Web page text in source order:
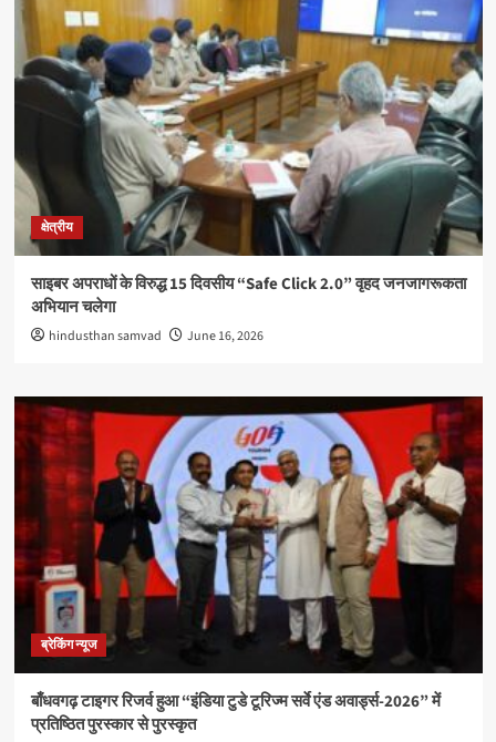
क्षेत्रीय
साइबर अपराधों के विरुद्ध 15 दिवसीय “Safe Click 2.0” वृहद जनजागरूकता
अभियान चलेगा
hindusthan samvad June 16, 2026
ब्रेकिंग न्यूज
बाँधवगढ़ टाइगर रिजर्व हुआ “इंडिया टुडे टूरिज्म सर्वे एंड अवार्ड्स-2026” में
प्रतिष्ठित पुरस्कार से पुरस्कृत